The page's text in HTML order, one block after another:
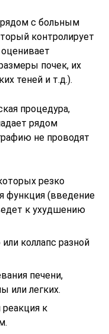
с больным
контролирует
почек, их
теней и т.д.).
процедура,
рядом
не проводят
резко
функция (введение
к ухудшению
коллапс разной
печени,
или легких.
реакция к